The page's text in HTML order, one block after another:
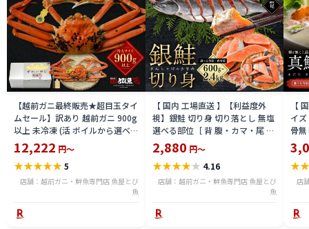
【越前ガニ最終販売★超目玉タイ
ムセール】訳あり 越前ガニ 900g
以上 未冷凍 (活 ボイルから選べ
る) 福井県産 国産 産地直送 脚折
れ 訳ありカニ 越前がに ズワイガ
ニ 越前 かに 送料無料 etz-900w
12,222 円～
★★★★★5
店舗：越前ガニ・鮮魚専門店 魚屋とび
魚
【 国内 工場直送 】【利益度外
視】銀鮭 切り身 切り落とし 無塩
選べる部位［ 背 腹・カマ・尾 ］
600g〜2.4kg 骨取り・骨無し 骨
あり 切り落とし 骨取り・骨無し
切身 ses2301-12ka
2,880 円～
★★★★★ 4.16
店舗：越前ガニ・鮮魚専門店 魚屋とび
魚
【
イ
骨
(真
ライ
★
店